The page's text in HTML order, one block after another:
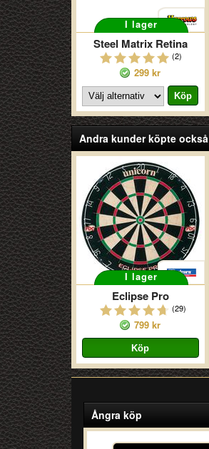
I lager
Steel Matrix Retina
(2)
299 kr
Andra kunder köpte också
I lager
Eclipse Pro
(29)
799 kr
Ångra köp